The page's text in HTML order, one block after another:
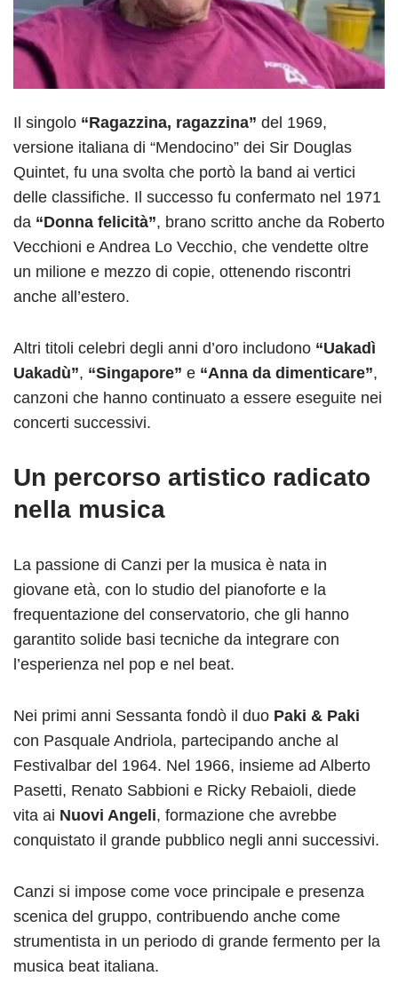
Il singolo “Ragazzina, ragazzina” del 1969,
versione italiana di “Mendocino” dei Sir Douglas
Quintet, fu una svolta che portò la band ai vertici
delle classifiche. Il successo fu confermato nel 1971
da “Donna felicità”, brano scritto anche da Roberto
Vecchioni e Andrea Lo Vecchio, che vendette oltre
un milione e mezzo di copie, ottenendo riscontri
anche all’estero.
Altri titoli celebri degli anni d’oro includono “Uakadì
Uakadù”, “Singapore” e “Anna da dimenticare”,
canzoni che hanno continuato a essere eseguite nei
concerti successivi.
Un percorso artistico radicato
nella musica
La passione di Canzi per la musica è nata in
giovane età, con lo studio del pianoforte e la
frequentazione del conservatorio, che gli hanno
garantito solide basi tecniche da integrare con
l’esperienza nel pop e nel beat.
Nei primi anni Sessanta fondò il duo Paki & Paki
con Pasquale Andriola, partecipando anche al
Festivalbar del 1964. Nel 1966, insieme ad Alberto
Pasetti, Renato Sabbioni e Ricky Rebaioli, diede
vita ai Nuovi Angeli, formazione che avrebbe
conquistato il grande pubblico negli anni successivi.
Canzi si impose come voce principale e presenza
scenica del gruppo, contribuendo anche come
strumentista in un periodo di grande fermento per la
musica beat italiana.